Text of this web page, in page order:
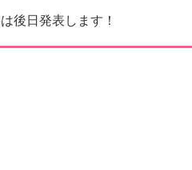
後日発表します！